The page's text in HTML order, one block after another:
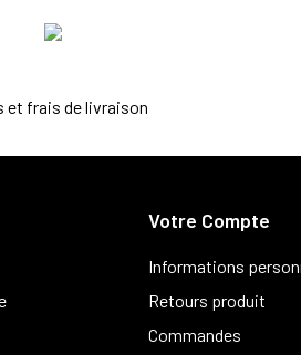
et frais de livraison
Votre Compte
Informations
Retours produit
Commandes